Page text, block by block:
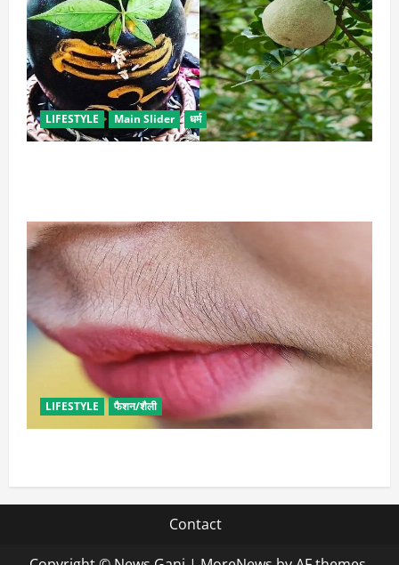
LIFESTYLE Main Slider धर्म
LIFESTYLE फैशन/शैली
Contact